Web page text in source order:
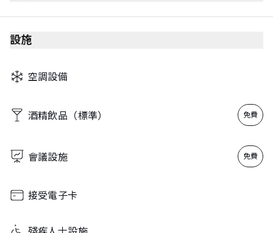
Monday 00:00 - 23:59
Tuesday
Thursday
Friday 00:00 - 23:59
Sunday 00:00 - 23:59
設施
空調設備
酒精飲品（標準） 免費
會議設施 免費
接受電子卡